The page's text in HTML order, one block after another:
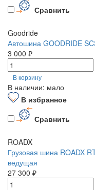
Сравнить
Goodride
Автошина GOODRIDE
3 000 ₽
В корзину
В наличии: мало
В избранное
Сравнить
ROADX
Грузовая шина ROADX
ведущая
27 300 ₽